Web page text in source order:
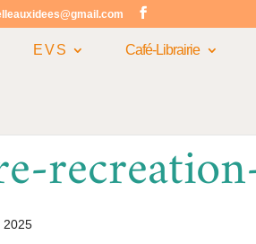
E V S Café-Librairie
2025